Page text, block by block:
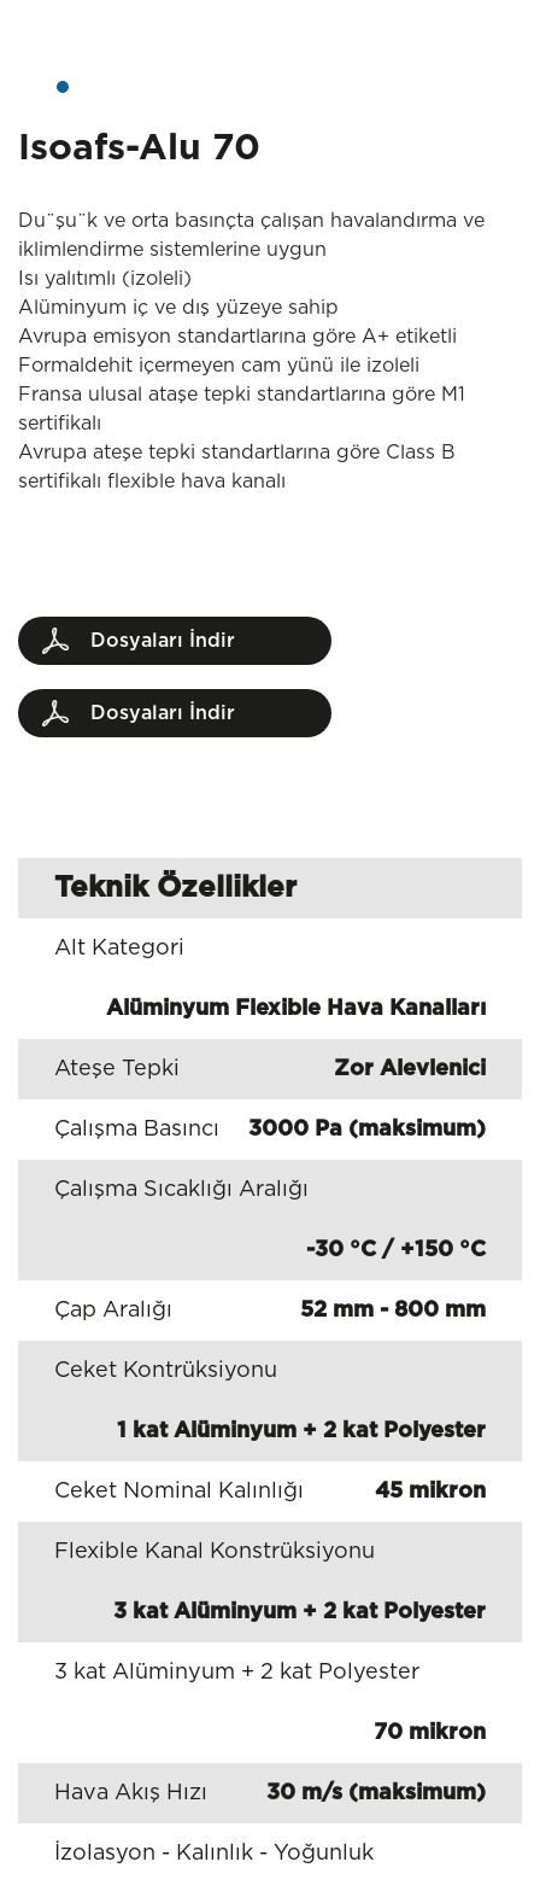
Isoafs-Alu 70
Du¨şu¨k ve orta basınçta çalışan havalandırma ve
iklimlendirme sistemlerine uygun
Isı yalıtımlı (izoleli)
Alüminyum iç ve dış yüzeye sahip
Avrupa emisyon standartlarına göre A+ etiketli
Formaldehit içermeyen cam yünü ile izoleli
Fransa ulusal ataşe tepki standartlarına göre M1
sertifikalı
Avrupa ateşe tepki standartlarına göre Class B
sertifikalı flexible hava kanalı
Dosyaları İndir
Dosyaları İndir
Teknik Özellikler
Alt Kategori
Alüminyum Flexible Hava Kanalları
Ateşe Tepki Zor Alevlenici
Çalışma Basıncı 3000 Pa (maksimum)
Çalışma Sıcaklığı Aralığı
-30 °C / +150 °C
Çap Aralığı 52 mm - 800 mm
Ceket Kontrüksiyonu
1 kat Alüminyum + 2 kat Polyester
Ceket Nominal Kalınlığı 45 mikron
Flexible Kanal Konstrüksiyonu
3 kat Alüminyum + 2 kat Polyester
3 kat Alüminyum + 2 kat Polyester
70 mikron
Hava Akış Hızı 30 m/s (maksimum)
İzolasyon - Kalınlık - Yoğunluk